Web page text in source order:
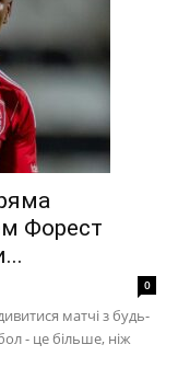
Форест
0
матчі з будь-
- це більше, ніж